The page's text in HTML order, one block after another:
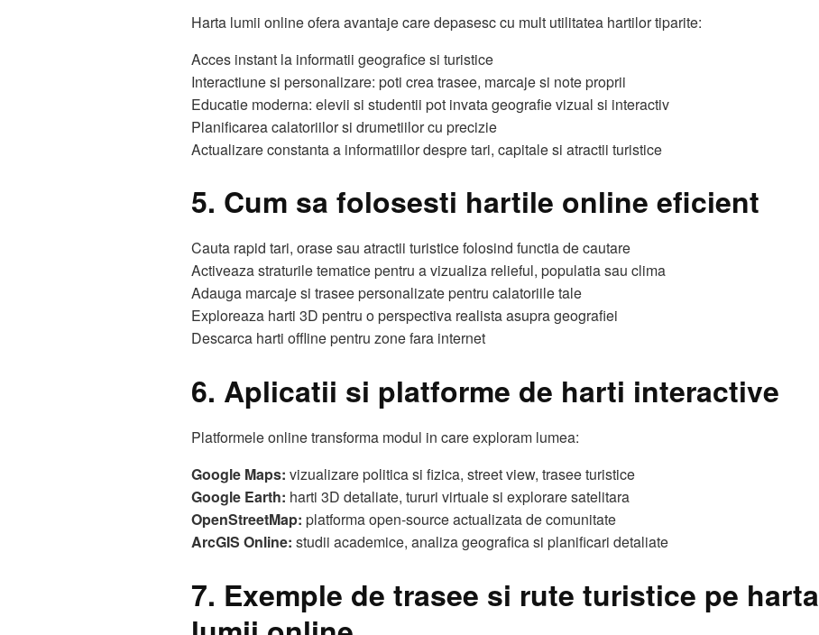
Harta lumii online ofera avantaje care depasesc cu mult utilitatea hartilor tiparite:
Acces instant la informatii geografice si turistice
Interactiune si personalizare: poti crea trasee, marcaje si note proprii
Educatie moderna: elevii si studentii pot invata geografie vizual si interactiv
Planificarea calatoriilor si drumetiilor cu precizie
Actualizare constanta a informatiilor despre tari, capitale si atractii turistice
5. Cum sa folosesti hartile online eficient
Cauta rapid tari, orase sau atractii turistice folosind functia de cautare
Activeaza straturile tematice pentru a vizualiza relieful, populatia sau clima
Adauga marcaje si trasee personalizate pentru calatoriile tale
Exploreaza harti 3D pentru o perspectiva realista asupra geografiei
Descarca harti offline pentru zone fara internet
6. Aplicatii si platforme de harti interactive
Platformele online transforma modul in care exploram lumea:
Google Maps: vizualizare politica si fizica, street view, trasee turistice
Google Earth: harti 3D detaliate, tururi virtuale si explorare satelitara
OpenStreetMap: platforma open-source actualizata de comunitate
ArcGIS Online: studii academice, analiza geografica si planificari detaliate
7. Exemple de trasee si rute turistice pe harta